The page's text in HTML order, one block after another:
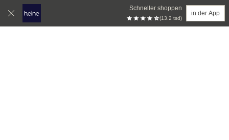
Schneller shoppen
(13.2 tsd)
in der App